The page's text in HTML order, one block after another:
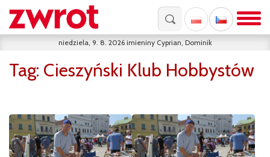
niedziela, 9. 8. 2026 imieniny Cyprian, Dominik
Tag: Cieszyński Klub Hobbystów